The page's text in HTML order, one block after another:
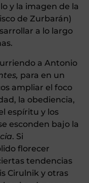
y la imagen de la
de Zurbarán)
a lo largo
a Antonio
para en un
ampliar el foco
la obediencia,
espíritu y los
esconden bajo la
. Si
florecer
tendencias
Cirulnik y otras